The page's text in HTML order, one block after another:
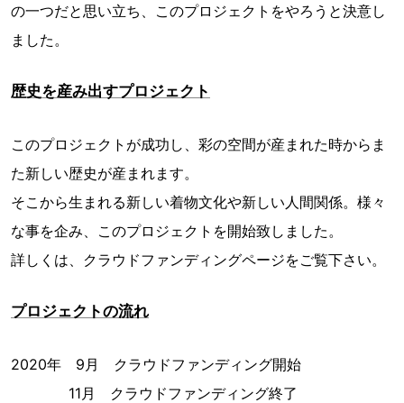
の一つだと思い立ち、このプロジェクトをやろうと決意し
ました。
歴史を産み出すプロジェクト
このプロジェクトが成功し、彩の空間が産まれた時からま
た新しい歴史が産まれます。
そこから生まれる新しい着物文化や新しい人間関係。様々
な事を企み、このプロジェクトを開始致しました。
詳しくは、クラウドファンディングページをご覧下さい。
プロジェクトの流れ
2020年 9月 クラウドファンディング開始
11月 クラウドファンディング終了